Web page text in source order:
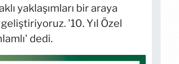
yaklaşımları bir araya
'10. Yıl Özel
dedi.